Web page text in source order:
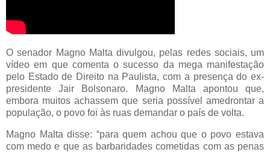
O senador Magno Malta divulgou, pelas redes sociais, um
vídeo em que comenta o sucesso da mega manifestação
pelo Estado de Direito na Paulista, com a presença do ex-
presidente Jair Bolsonaro. Magno Malta apontou que,
embora muitos achassem que seria possível amedrontar a
população, o povo foi às ruas demandar o país de volta.
Magno Malta disse: “para quem achou que o povo estava
com medo e que as barbaridades cometidas com as penas